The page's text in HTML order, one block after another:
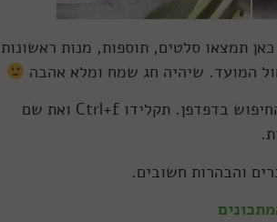
תמצאו סלטים, תוספות, מנות ראשונות
המועד. שיהיה חג שמח ומלא אהבה
טיפ: מכיוון שבכתבה יש המוון מתכונים, כדאי להשתמש בפונקציית החיפוש בדפדפן. תקלידו Ctrl+f ואת שם
והבהרות חשובים.